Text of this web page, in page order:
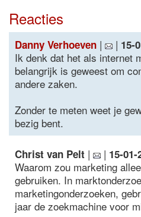
Reacties
Danny Verhoeven | | 15-
Ik denk dat het als internet
belangrijk is geweest om
andere zaken.
Zonder te meten weet je
bezig bent.
Christ van Pelt | | 15-01-
Waarom zou marketing
gebruiken. In
marketingonderzoeken,
jaar de zoekmachine voor